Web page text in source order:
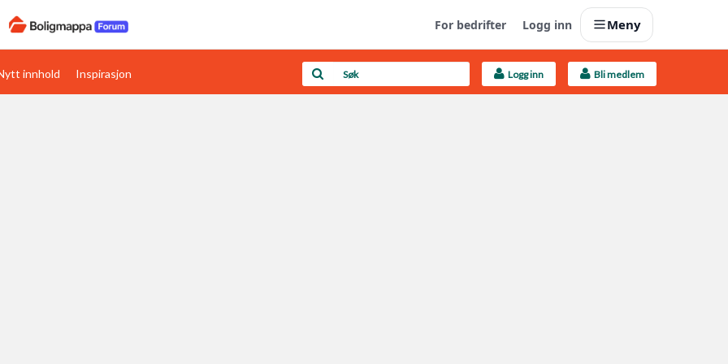
For bedrifter Logg inn Meny
Boligens papirer Last opp selv
innhold Inspirasjon Logg inn Bli medlem